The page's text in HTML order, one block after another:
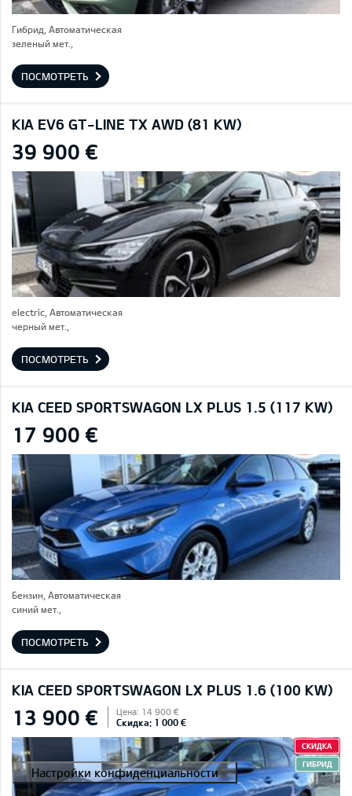
Гибрид, Автоматическая
зеленый мет.,
ПОСМОТРЕТЬ
KIA EV6 GT-LINE TX AWD (81 KW)
39 900 €
electric, Автоматическая
черный мет.,
ПОСМОТРЕТЬ
KIA CEED SPORTSWAGON LX PLUS 1.5 (117 KW)
17 900 €
Бензин, Автоматическая
синий мет.,
ПОСМОТРЕТЬ
KIA CEED SPORTSWAGON LX PLUS 1.6 (100 KW)
13 900 € Цена: 14 900 €
Скидка: 1 000 €
СКИДКА
ГИБРИД